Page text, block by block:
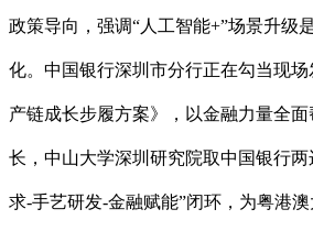
政策导向，强调“人工智能+”场景升级
化。中国银行深圳市分行正在勾当现
产链成长步履方案》，以金融力量全
长，中山大学深圳研究院取中国银行
求-手艺研发-金融赋能”闭环，为粤港